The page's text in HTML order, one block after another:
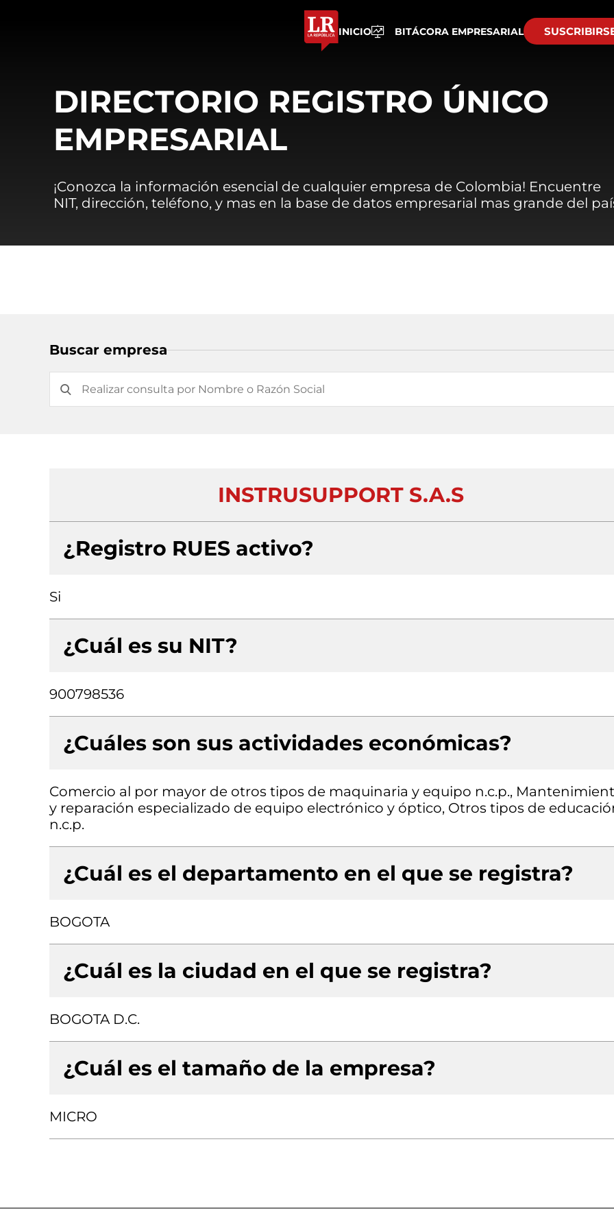
INICIO BITÁCORA EMPRESARIAL
DIRECTORIO REGISTRO ÚNICO
EMPRESARIAL
¡Conozca la información esencial de cualquier empresa de Colombia! Encuentre
NIT, dirección, teléfono, y mas en la base de datos empresarial mas grande del
Buscar empresa
INSTRUSUPPORT S.A.S
¿Registro RUES activo?
Si
¿Cuál es su NIT?
900798536
¿Cuáles son sus actividades económicas?
Comercio al por mayor de otros tipos de maquinaria y equipo n.c.p.,
y reparación especializado de equipo electrónico y óptico, Otros tipos de
n.c.p.
¿Cuál es el departamento en el que se registra?
BOGOTA
¿Cuál es la ciudad en el que se registra?
BOGOTA D.C.
¿Cuál es el tamaño de la empresa?
MICRO